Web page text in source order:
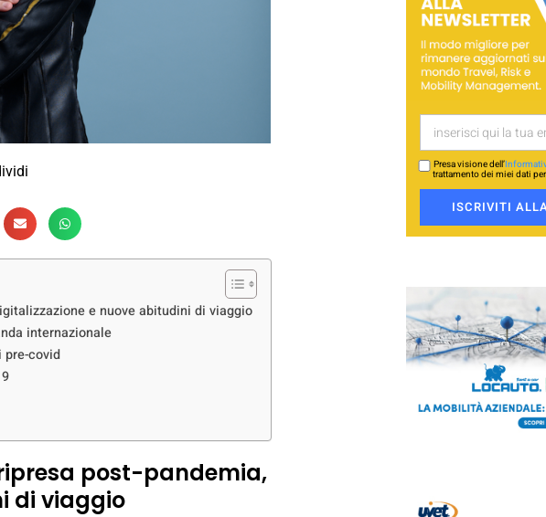
e nuove abitudini di viaggio
internazionale
covid
post-pandemia,
di viaggio
Presa visione dell’
trattamento dei miei dati
ISCRIVITI